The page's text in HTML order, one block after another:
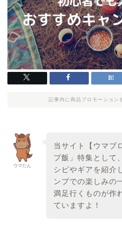
記事内に商品プロモーション
ウマたん
当サイト【ウマブ
プ飯」特集として
シピやギアを紹介
ンプでの楽しみの
満足行くものが作
ていますよ！